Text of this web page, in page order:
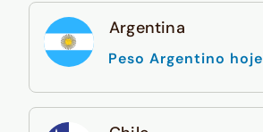
Argentina
Peso Argentino hoje